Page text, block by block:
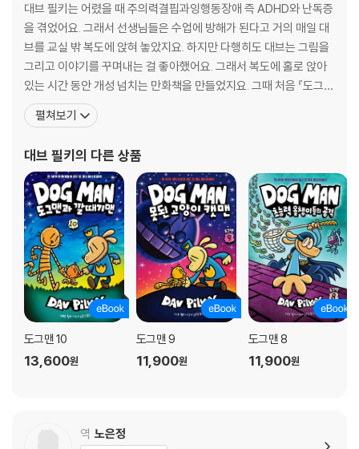
대브 필키는 어렸을 때 주의력결핍과잉행동장애 즉 ADHD와 난독증
을 겪었어요. 그래서 선생님들은 수업에 방해가 된다고 거의 매일 대
브를 교실 밖 복도에 앉혀 놓았지요. 하지만 다행히도 대브는 그림을
그리고 이야기를 꾸며내는 걸 좋아했어요. 그래서 복도에 홀로 앉아
있는 시간 동안 개성 넘치는 만화책을 만들었지요. 그때 처음 『도그
맨』과 『캡틴 언더팬츠』 이야기가 탄생했어요.대학에서 대브는 그림
을 그리고 글을 쓰라고 격려해 주는 선생님을 만났어요. 1986년 영국
(이긴 세계 대전)』 을 출판하게 되
펼쳐보기
대브 필키 의 다른 상품
도그맨 10
13,600원
도그맨 9
11,900원
도그맨 8
11,900원
역 노은정